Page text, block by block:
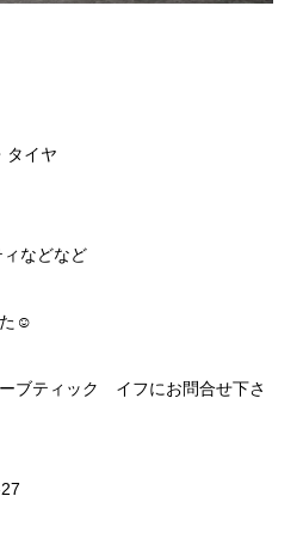
タイヤ
ィなどなど
☺️
ブティック イフにお問合せ下さ